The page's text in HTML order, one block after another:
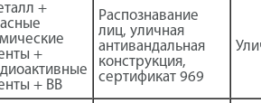
+
+
+ ВВ
Распознавание
лиц, уличная
антивандальная
конструкция,
сертификат 969